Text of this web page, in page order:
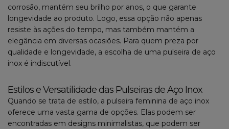
corrosão, mantém seu brilho por anos, o que garante
longevidade ao produto. Logo, essa opção não apenas
resiste às ações do tempo, mas também mantém a
elegância em diversas ocasiões. Para quem preza por
qualidade e longevidade, a escolha de uma pulseira de aço
inox é indiscutível.
Estilos e Versatilidade das Pulseiras de Aço Inox
Quando se trata de estilo, a pulseira feminina de aço inox
oferece uma vasta gama de opções. Elas podem ser
encontradas em designs minimalistas, que podem ser